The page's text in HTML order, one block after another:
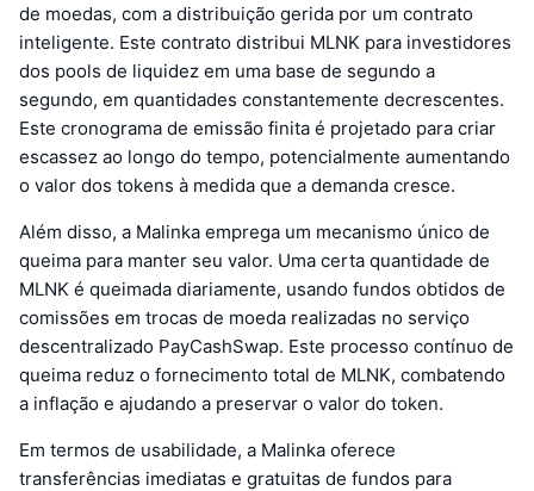
de moedas, com a distribuição gerida por um contrato
inteligente. Este contrato distribui MLNK para investidores
dos pools de liquidez em uma base de segundo a
segundo, em quantidades constantemente decrescentes.
Este cronograma de emissão finita é projetado para criar
escassez ao longo do tempo, potencialmente aumentando
o valor dos tokens à medida que a demanda cresce.
Além disso, a Malinka emprega um mecanismo único de
queima para manter seu valor. Uma certa quantidade de
MLNK é queimada diariamente, usando fundos obtidos de
comissões em trocas de moeda realizadas no serviço
descentralizado PayCashSwap. Este processo contínuo de
queima reduz o fornecimento total de MLNK, combatendo
a inflação e ajudando a preservar o valor do token.
Em termos de usabilidade, a Malinka oferece
transferências imediatas e gratuitas de fundos para